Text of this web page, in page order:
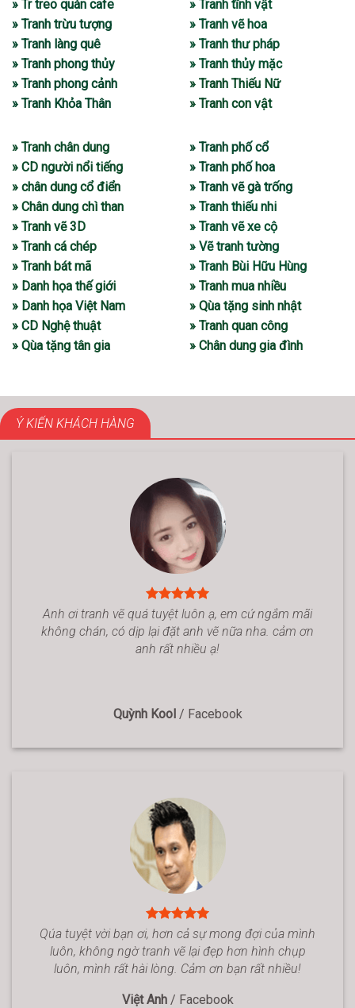
» Tr treo quán cafe
» Tranh trừu tượng
» Tranh làng quê
» Tranh phong thủy
» Tranh phong cảnh
» Tranh Khỏa Thân
» Tranh tĩnh vật
» Tranh vẽ hoa
» Tranh thư pháp
» Tranh thủy mặc
» Tranh Thiếu Nữ
» Tranh con vật
» Tranh chân dung
» CD người nổi tiếng
» chân dung cổ điển
» Chân dung chì than
» Tranh vẽ 3D
» Tranh cá chép
» Tranh bát mã
» Danh họa thế giới
» Danh họa Việt Nam
» CD Nghệ thuật
» Qùa tặng tân gia
» Tranh phố cổ
» Tranh phố hoa
» Tranh vẽ gà trống
» Tranh thiếu nhi
» Tranh vẽ xe cộ
» Vẽ tranh tường
» Tranh Bùi Hữu Hùng
» Tranh mua nhiều
» Qùa tặng sinh nhật
» Tranh quan công
» Chân dung gia đình
Ý KIẾN KHÁCH HÀNG
Anh ơi tranh vẽ quá tuyệt luôn ạ, em cứ ngắm mãi
không chán, có dịp lại đặt anh vẽ nữa nha. cảm ơn
anh rất nhiều ạ!
Quỳnh Kool / Facebook
Qúa tuyệt vời bạn ơi, hơn cả sự mong đợi của mình
luôn, không ngờ tranh vẽ lại đẹp hơn hình chụp
luôn, mình rất hài lòng. Cảm ơn bạn rất nhiều!
Việt Anh / Facebook